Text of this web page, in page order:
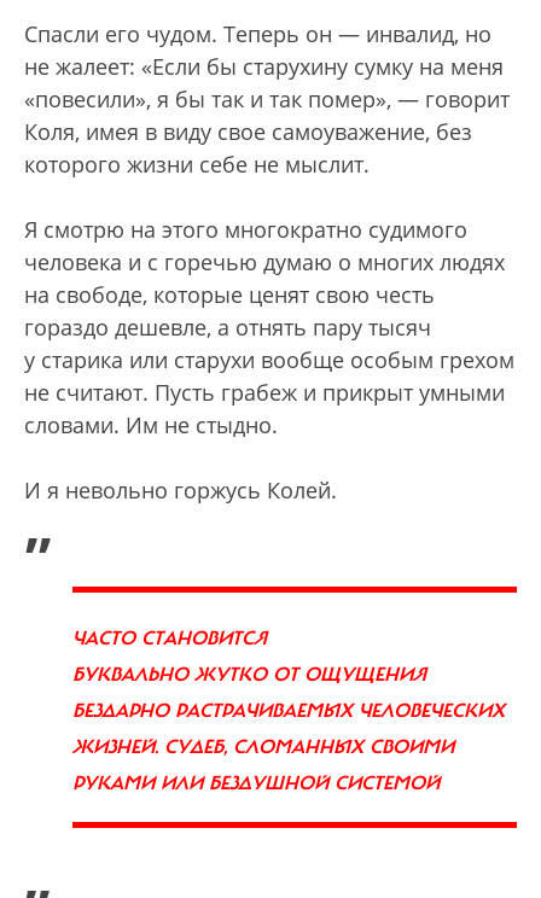
Спасли его чудом. Теперь он — инвалид, но
не жалеет: «Если бы старухину сумку на меня
«повесили», я бы так и так помер», — говорит
Коля, имея в виду свое самоуважение, без
которого жизни себе не мыслит.
Я смотрю на этого многократно судимого
человека и с горечью думаю о многих людях
на свободе, которые ценят свою честь
гораздо дешевле, а отнять пару тысяч
у старика или старухи вообще особым грехом
не считают. Пусть грабеж и прикрыт умными
словами. Им не стыдно.
И я невольно горжусь Колей.
„
ЧАСТО СТАНОВИТСЯ
БУКВАЛЬНО ЖУТКО ОТ ОЩУЩЕНИЯ
БЕЗДАРНО РАСТРАЧИВАЕМЫХ ЧЕЛОВЕЧЕСКИХ
ЖИЗНЕЙ. СУДЕБ, СЛОМАННЫХ СВОИМИ
РУКАМИ ИЛИ БЕЗДУШНОЙ СИСТЕМОЙ